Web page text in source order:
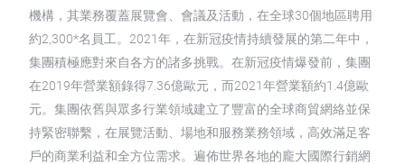
機構，其業務覆蓋展覽會、會議及活動，在全球30個地區聘用
約2,300*名員工。2021年，在新冠疫情持續發展的第二年中，
集團積極應對來自各方的諸多挑戰。在新冠疫情爆發前，集團
在2019年營業額錄得7.36億歐元，而2021年營業額約1.4億歐
元。集團依舊與眾多行業領域建立了豐富的全球商貿網絡並保
持緊密聯繫，在展覽活動、場地和服務業務領域，高效滿足客
戶的商業利益和全方位需求。遍佈世界各地的龐大國際行銷網